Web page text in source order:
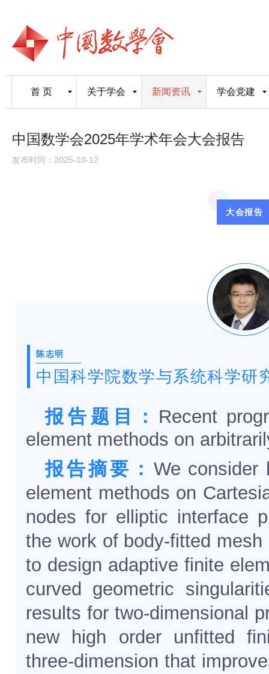
首 页 关于学会 新闻资讯 学会党建
中国数学会2025年学术年会大会报告
发布时间：2025-10-12
大会报告
陈志明
中国科学院数学与系统科学研
报告题目： Recent
element methods on
报告摘要： We consider
element methods on
nodes for elliptic interface
the work of body-fitted
to design adaptive finite
curved geometric
results for two-dimensional
new high order unfitted
three-dimension that